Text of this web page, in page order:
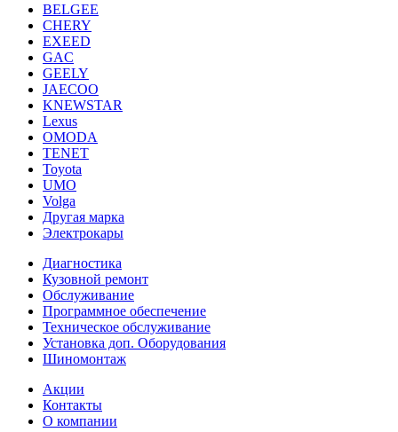
BELGEE
CHERY
EXEED
GAC
GEELY
JAECOO
KNEWSTAR
Lexus
OMODA
TENET
Toyota
UMO
Volga
Другая марка
Электрокары
Диагностика
Кузовной ремонт
Обслуживание
Программное обеспечение
Техническое обслуживание
Установка доп. Оборудования
Шиномонтаж
Акции
Контакты
О компании